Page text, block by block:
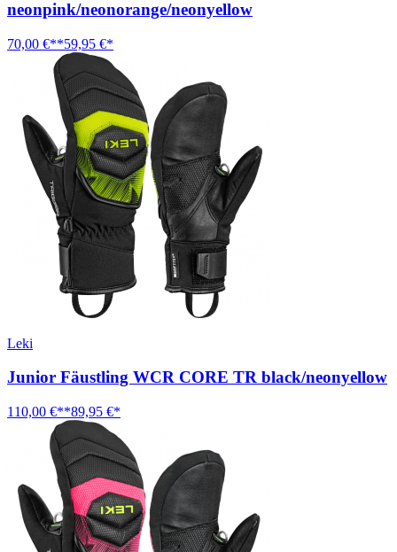
neonpink/neonorange/neonyellow
70,00 €**59,95 €*
Leki
Junior Fäustling WCR CORE TR black/neonyellow
110,00 €**89,95 €*